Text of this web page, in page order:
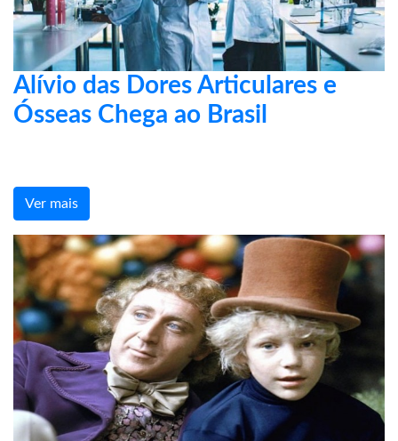
Alívio das Dores Articulares e
Ósseas Chega ao Brasil
Ver mais